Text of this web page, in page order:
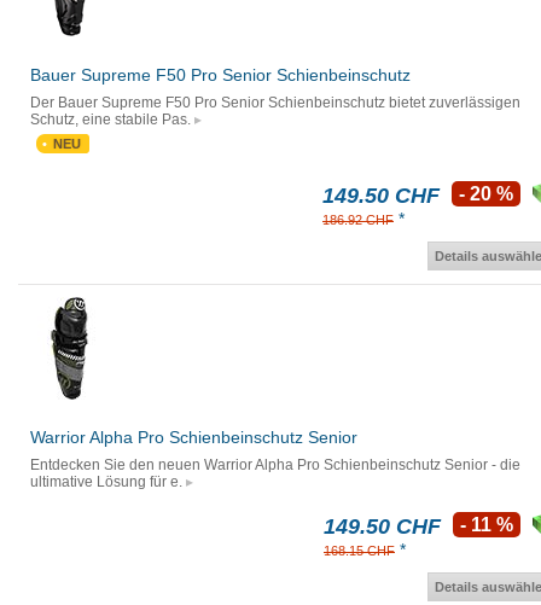
Bauer Supreme F50 Pro Senior Schienbeinschutz
Der Bauer Supreme F50 Pro Senior Schienbeinschutz bietet zuverlässigen
Schutz, eine stabile Pas.
NEU
149.50 CHF
186.92 CHF *
- 20 %
Details
Warrior Alpha Pro Schienbeinschutz Senior
Entdecken Sie den neuen Warrior Alpha Pro Schienbeinschutz Senior - die
ultimative Lösung für e.
149.50 CHF
168.15 CHF *
- 11 %
Details